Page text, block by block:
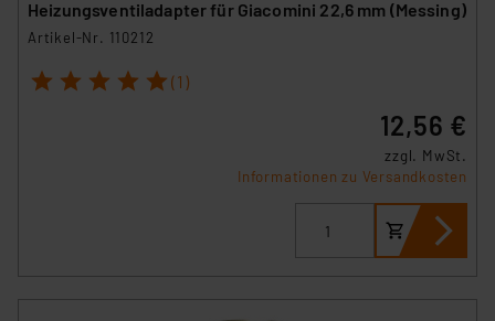
Heizungsventiladapter für Giacomini 22,6 mm (Messing)
Artikel-Nr. 110212
1 2 3 4 5 (1)
12,56 €
zzgl. MwSt.
Informationen zu Versandkosten